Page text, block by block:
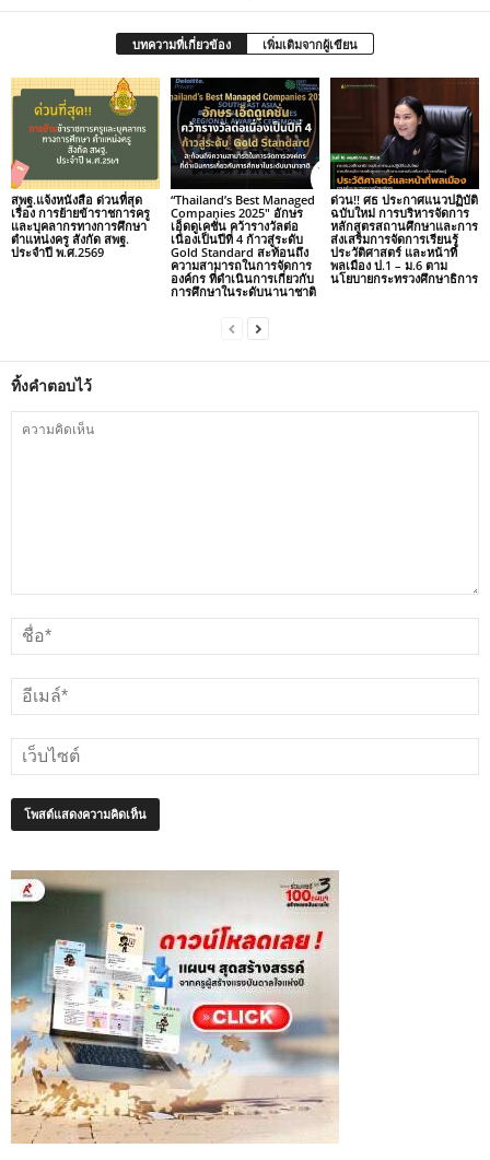
บทความที่เกี่ยวข้อง เพิ่มเติมจากผู้เขียน
สพฐ.แจ้งหนังสือ ด่วนที่สุด
เรื่อง การย้ายข้าราชการครู
และบุคลากรทางการศึกษา
ตำแหน่งครู สังกัด สพฐ.
ประจำปี พ.ศ.2569
“Thailand’s Best Managed
Companies 2025″ อักษร
เอ็ดดูเคชั่น คว้ารางวัลต่อ
เนื่องเป็นปีที่ 4 ก้าวสู่ระดับ
Gold Standard สะท้อนถึง
ความสามารถในการจัดการ
องค์กร ที่ดำเนินการเกี่ยวกับ
การศึกษาในระดับนานาชาติ
ด่วน!! ศธ ประกาศแนวปฏิบัติ
ฉบับใหม่ การบริหารจัดการ
หลักสูตรสถานศึกษาและการ
ส่งเสริมการจัดการเรียนรู้
ประวัติศาสตร์ และหน้าที่
พลเมือง ป.1 – ม.6 ตาม
นโยบายกระทรวงศึกษาธิการ
ทิ้งคำตอบไว้